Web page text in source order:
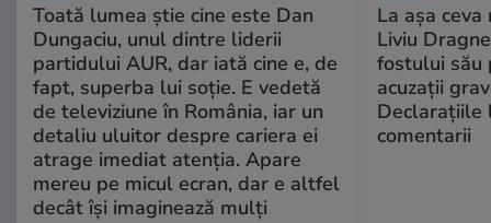
Toată lumea știe cine este Dan
Dungaciu, unul dintre liderii
partidului AUR, dar iată cine e, de
fapt, superba lui soție. E vedetă
de televiziune în România, iar un
detaliu uluitor despre cariera ei
atrage imediat atenția. Apare
mereu pe micul ecran, dar e altfel
decât își imaginează mulți
La așa
Liviu
fostului său
acuzații
Declarațiile
comentarii